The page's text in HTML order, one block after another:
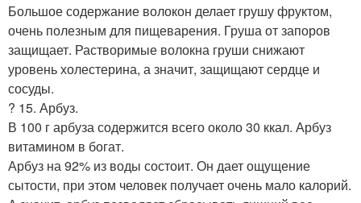
Большое содержание волокон делает грушу фруктом,
очень полезным для пищеварения. Груша от запоров
защищает. Растворимые волокна груши снижают
уровень холестерина, а значит, защищают сердце и
сосуды.
? 15. Арбуз.
В 100 г арбуза содержится всего около 30 ккал. Арбуз
витамином в богат.
Арбуз на 92% из воды состоит. Он дает ощущение
сытости, при этом человек получает очень мало калорий.